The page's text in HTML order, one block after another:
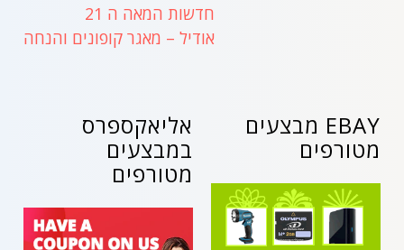
חדשות המאה ה 21
אודיל – מאגר קופונים והנחה
אליאקספרס
במבצעים
מטורפים
EBAY מבצעים
מטורפים